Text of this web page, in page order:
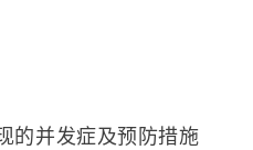
的并发症及预防措施